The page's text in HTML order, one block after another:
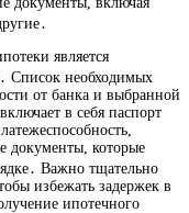
является
Список необходимых
от банка и выбранной
в себя паспорт
документы, которые
Важно тщательно
избежать задержек в
ипотечного